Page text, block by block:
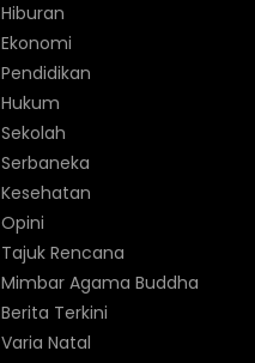
Hiburan
Ekonomi
Pendidikan
Hukum
Sekolah
Serbaneka
Kesehatan
Opini
Tajuk Rencana
Mimbar Agama Buddha
Berita Terkini
Varia Natal